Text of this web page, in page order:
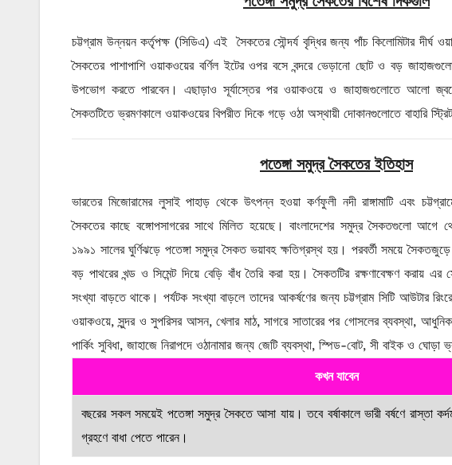
চট্টগ্রাম উন্নয়ন কর্তৃপক্ষ (সিডিএ) এই সৈকতের সৌন্দর্য বৃদ্ধির জন্য পাঁচ কিলোমিটার দীর্ঘ
সৈকতের পাশাপাশি ওয়াকওয়ের বর্ণিল ইটের ওপর বসে বন্দরে ভেড়ানো ছোট ও বড়
উপভোগ করতে পারবেন। এছাড়াও সূর্যাস্তের পর ওয়াকওয়ে ও জাহাজগুলোতে আলো
সৈকতটিতে ভ্রমণকালে ওয়াকওয়ের বিপরীত দিকে গড়ে ওঠা অস্থায়ী দোকানগুলোতে বাহারি
পতেঙ্গা সমুদ্র সৈকতের ইতিহাস
ভারতের মিজোরামের লুসাই পাহাড় থেকে উৎপন্ন হওয়া কর্ণফুলী নদী রাঙ্গামাটি এবং
সৈকতের কাছে বঙ্গোপসাগরের সাথে মিলিত হয়েছে। বাংলাদেশের সমুদ্র সৈকতগুলো আগে
১৯৯১ সালের ঘুর্ণিঝড়ে পতেঙ্গা সমুদ্র সৈকত ভয়াবহ ক্ষতিগ্রস্থ হয়। পরবর্তী সময়ে সৈকতজুড়ে
বড় পাথরের খন্ড ও সিমেন্ট দিয়ে বেড়ি বাঁধ তৈরি করা হয়। সৈকতটির রক্ষণাবেক্ষণ করায় এর
সংখ্যা বাড়তে থাকে। পর্যটক সংখ্যা বাড়লে তাদের আকর্ষণের জন্য চট্টগ্রাম সিটি আউটার
ওয়াকওয়ে, সুন্দর ও সুপরিসর আসন, খেলার মাঠ, সাগরে সাতারের পর গোসলের ব্যবস্থা,
পার্কিং সুবিধা, জাহাজে নিরাপদে ওঠানামার জন্য জেটি ব্যবস্থা, স্পিড-বোট, সী বাইক ও ঘোড়া
কখন যাবেন
বছরের সকল সময়েই পতেঙ্গা সমুদ্র সৈকতে আসা যায়। তবে বর্ষাকালে ভারী বর্ষণে রাস্তা
গ্রহণে বাধা পেতে পারেন।